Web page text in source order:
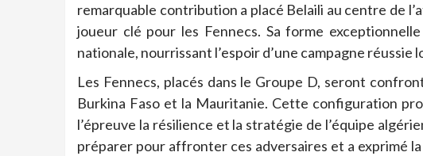
remarquable contribution a placé Belaili au centre de
joueur clé pour les Fennecs. Sa forme
nationale, nourrissant l’espoir d’une campagne réussie
Les Fennecs, placés dans le Groupe D, seront
Burkina Faso et la Mauritanie. Cette configuration
l’épreuve la résilience et la stratégie de l’équipe
préparer pour affronter ces adversaires et a exprimé